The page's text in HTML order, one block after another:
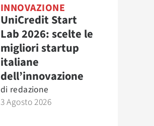
INNOVAZIONE
UniCredit Start
Lab 2026: scelte le
migliori startup
italiane
dell’innovazione
di redazione
3 Agosto 2026